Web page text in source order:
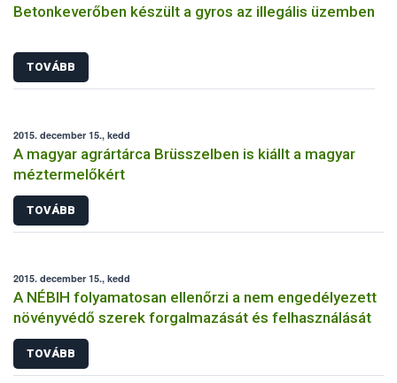
Betonkeverőben készült a gyros az illegális üzemben
TOVÁBB
2015. december 15., kedd
A magyar agrártárca Brüsszelben is kiállt a magyar
méztermelőkért
TOVÁBB
2015. december 15., kedd
A NÉBIH folyamatosan ellenőrzi a nem engedélyezett
növényvédő szerek forgalmazását és felhasználását
TOVÁBB